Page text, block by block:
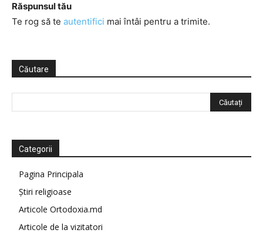
Răspunsul tău
Te rog să te autentifici mai întâi pentru a trimite.
Căutare
Categorii
Pagina Principala
Știri religioase
Articole Ortodoxia.md
Articole de la vizitatori